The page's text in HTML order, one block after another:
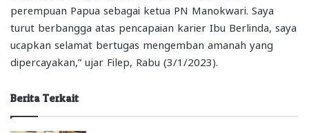
perempuan Papua sebagai ketua PN Manokwari. Saya
turut berbangga atas pencapaian karier Ibu Berlinda, saya
ucapkan selamat bertugas mengemban amanah yang
dipercayakan,” ujar Filep, Rabu (3/1/2023).
Berita Terkait